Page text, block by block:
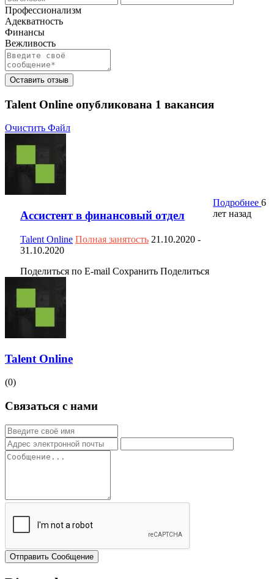
Профессионализм
Адекватность
Финансы
Вежливость
Оставить отзыв
Talent Online опубликована 1 вакансия
Очистить Файл
Ассистент в финансовый отдел
Talent Online Полная занятость 21.10.2020 -
31.10.2020
Поделиться по E-mail Сохранить Поделиться
Подробнее6
лет назад
Talent Online
(0)
Связаться с нами
Отправить Сообщение